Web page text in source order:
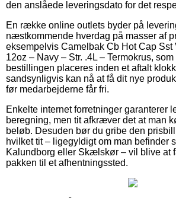
den anslåede leveringsdato for det
En række online outlets byder på
næstkommende hverdag på masser af
eksempelvis Camelbak Cb Hot Cap Sst
12oz – Navy – Str. .4L – Termokrus,
bestillingen placeres inden et aftalt
sandsynligvis kan nå at få dit nye
før medarbejderne får fri.
Enkelte internet forretninger garanterer
beregning, men tit afkræver det at man
beløb. Desuden bør du gribe den
hvilket tit – ligegyldigt om man befinder
Kalundborg eller Skælskør – vil blive at
pakken til et afhentningssted.